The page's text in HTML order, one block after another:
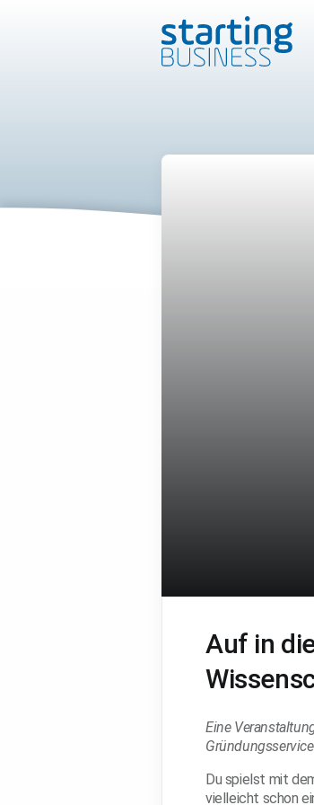
Auf in
Eine
Du spielst mit
vielleicht schon